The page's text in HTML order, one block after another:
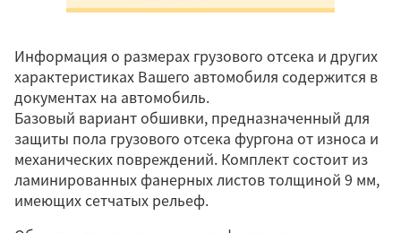
Информация о размерах грузового отсека и других
характеристиках Вашего автомобиля содержится в
документах на автомобиль.
Базовый вариант обшивки, предназначенный для
защиты пола грузового отсека фургона от износа и
механических повреждений. Комплект состоит из
ламинированных фанерных листов толщиной 9 мм,
имеющих сетчатых рельеф.